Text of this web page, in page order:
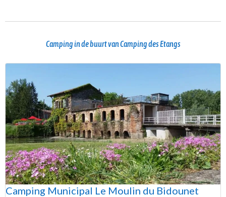
Camping in de buurt van Camping des Etangs
Camping Municipal Le Moulin du Bidounet